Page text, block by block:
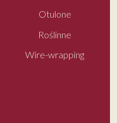
Otulone
Roślinne
Wire-wrapping